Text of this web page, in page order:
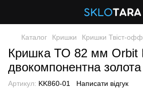
Каталог Кришки Кришки Твіст-офф
Кришка ТО 82 мм Orbit
двокомпонентна золота
Артикул: KK860-01 Написати відгук